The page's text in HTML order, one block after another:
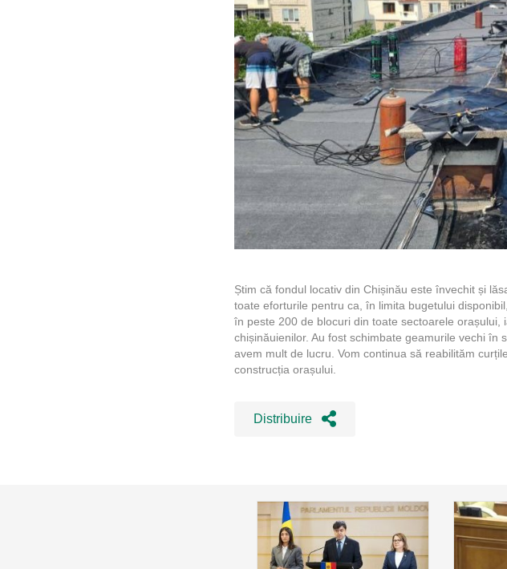
Știm că fondul locativ din Chișinău este învechit și
toate eforturile pentru ca, în limita bugetului
în peste 200 de blocuri din toate sectoarele
chișinăuienilor. Au fost schimbate geamurile vechi
avem mult de lucru. Vom continua să reabilităm
construcția orașului.
Distribuire